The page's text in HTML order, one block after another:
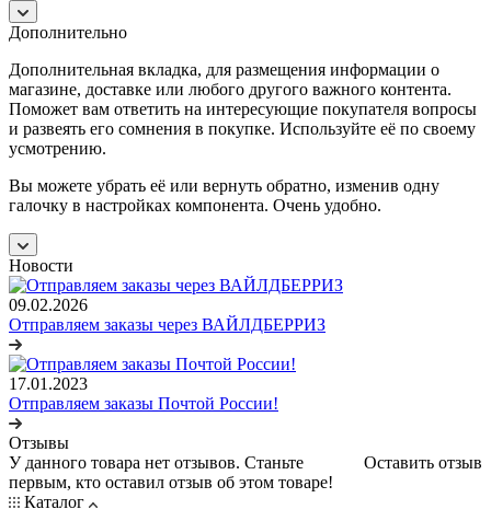
Дополнительно
Дополнительная вкладка, для размещения информации о
магазине, доставке или любого другого важного контента.
Поможет вам ответить на интересующие покупателя вопросы
и развеять его сомнения в покупке. Используйте её по своему
усмотрению.
Вы можете убрать её или вернуть обратно, изменив одну
галочку в настройках компонента. Очень удобно.
Новости
09.02.2026
Отправляем заказы через ВАЙЛДБЕРРИЗ
17.01.2023
Отправляем заказы Почтой России!
Отзывы
Оставить отзыв
У данного товара нет отзывов. Станьте
первым, кто оставил отзыв об этом товаре!
Каталог